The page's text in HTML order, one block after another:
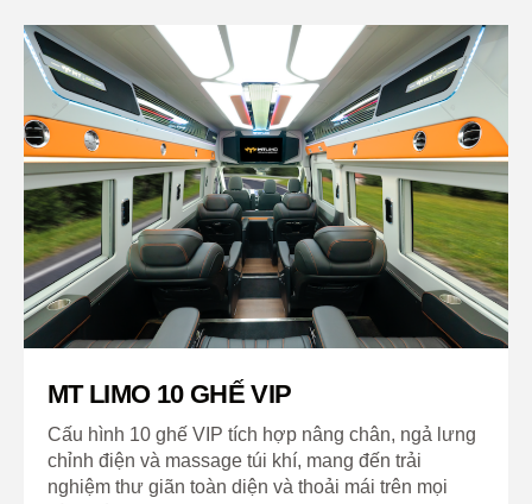
MT LIMO 10 GHẾ VIP
Cấu hình 10 ghế VIP tích hợp nâng chân, ngả lưng
chỉnh điện và massage túi khí, mang đến trải
nghiệm thư giãn toàn diện và thoải mái trên mọi